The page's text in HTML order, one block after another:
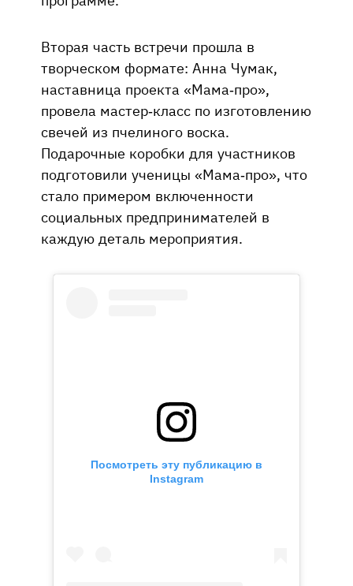
Вторая часть встречи прошла в
творческом формате: Анна Чумак,
наставница проекта «Мама-про»,
провела мастер-класс по изготовлению
свечей из пчелиного воска.
Подарочные коробки для участников
подготовили ученицы «Мама-про», что
стало примером включенности
социальных предпринимателей в
каждую деталь мероприятия.
Посмотреть эту публикацию в
Instagram